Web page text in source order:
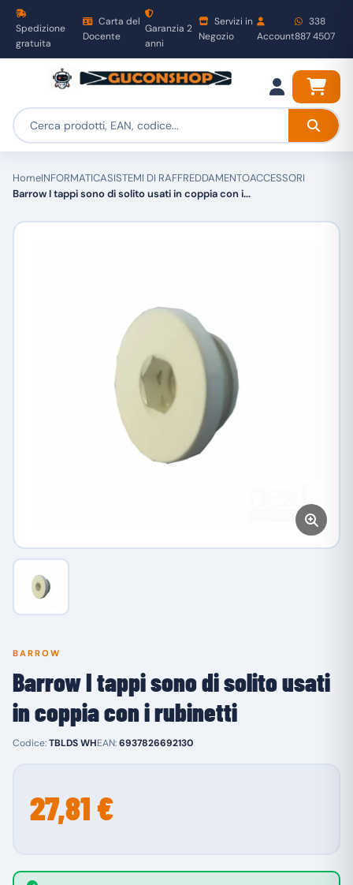
Spedizione
gratuita
Carta del
Docente
Garanzia 2
anni
Servizi in
Negozio
Account
338
887 4507
HomeINFORMATICASISTEMI DI RAFFREDDAMENTOACCESSORI
Barrow I tappi sono di solito usati in coppia con i...
BARROW
Barrow I tappi sono di solito usati
in coppia con i rubinetti
Codice:TBLDS WHEAN:6937826692130
27,81 €